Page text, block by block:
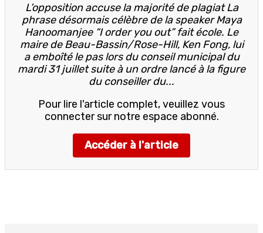
L’opposition accuse la majorité de plagiat La
phrase désormais célèbre de la speaker Maya
Hanoomanjee “I order you out” fait école. Le
maire de Beau-Bassin/Rose-Hill, Ken Fong, lui
a emboîté le pas lors du conseil municipal du
mardi 31 juillet suite à un ordre lancé à la figure
du conseiller du...
Pour lire l'article complet, veuillez vous
connecter sur notre espace abonné.
Accéder à l'article